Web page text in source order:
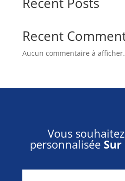
Recent
Aucun commentaire à afficher.
Vous
personnalisée Sur